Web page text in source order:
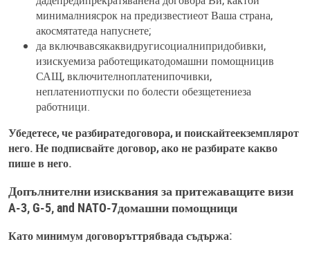
минималниясрок на предизвестиеот Ваша страна,
акосмятатеда напуснете;
да включвавсякаквидругисоциалнипридобивки,
изискуемиза работещикатодомашни помощницив
САЩ, включителноплатенипочивки,
неплатениотпуски по болести обезщетениеза
работници.
Убедетесе, че разбиратедоговора, и поискайтеекземплярот
него. Не подписвайте договор, ако не разбирате какво
пише в него.
Допълнителни изисквания за притежаващите визи
A-3, G-5, and NATO-7домашни помощници
Като минимум договоръттрябвада съдържа: